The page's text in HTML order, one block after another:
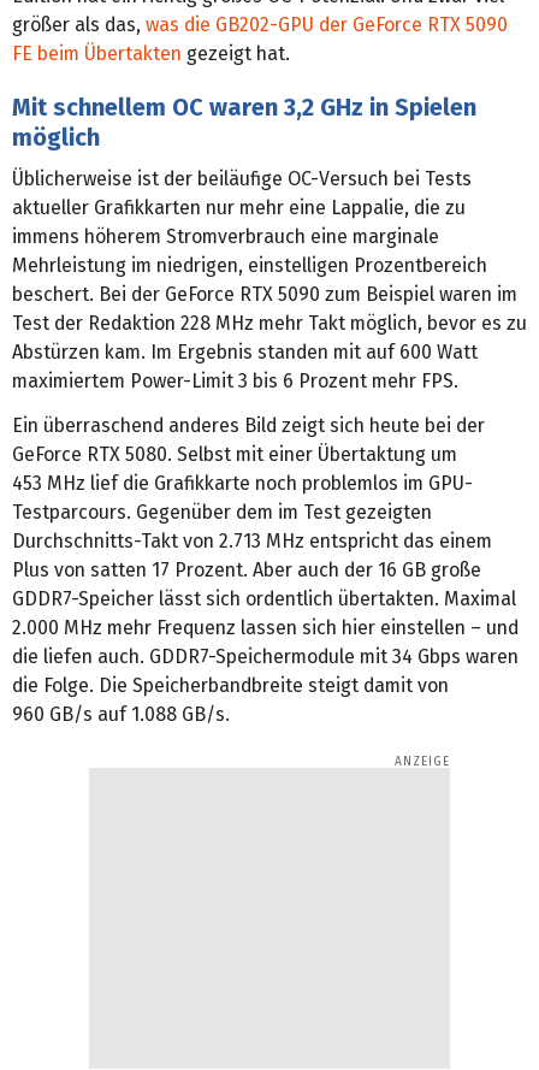
größer als das, was die GB202-GPU der GeForce RTX 5090
FE beim Übertakten gezeigt hat.
Mit schnellem OC waren 3,2 GHz in Spielen
möglich
Üblicherweise ist der beiläufige OC-Versuch bei Tests
aktueller Grafikkarten nur mehr eine Lappalie, die zu
immens höherem Stromverbrauch eine marginale
Mehrleistung im niedrigen, einstelligen Prozentbereich
beschert. Bei der GeForce RTX 5090 zum Beispiel waren im
Test der Redaktion 228 MHz mehr Takt möglich, bevor es zu
Abstürzen kam. Im Ergebnis standen mit auf 600 Watt
maximiertem Power-Limit 3 bis 6 Prozent mehr FPS.
Ein überraschend anderes Bild zeigt sich heute bei der
GeForce RTX 5080. Selbst mit einer Übertaktung um
453 MHz lief die Grafikkarte noch problemlos im GPU-
Testparcours. Gegenüber dem im Test gezeigten
Durchschnitts-Takt von 2.713 MHz entspricht das einem
Plus von satten 17 Prozent. Aber auch der 16 GB große
GDDR7-Speicher lässt sich ordentlich übertakten. Maximal
2.000 MHz mehr Frequenz lassen sich hier einstellen – und
die liefen auch. GDDR7-Speichermodule mit 34 Gbps waren
die Folge. Die Speicherbandbreite steigt damit von
960 GB/s auf 1.088 GB/s.